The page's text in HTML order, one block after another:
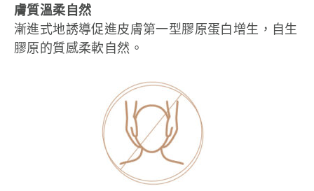
膚質溫柔自然
漸進式地誘導促進皮膚第一型膠原蛋白增生，自生
膠原的質感柔軟自然。